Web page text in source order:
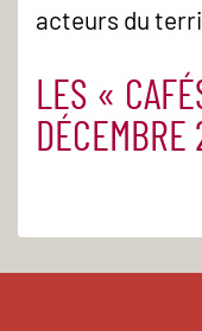
acteurs du
LES «
DÉCEMBRE